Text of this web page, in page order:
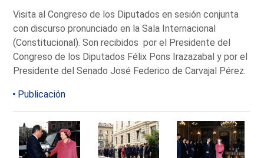
Visita al Congreso de los Diputados en sesión conjunta
con discurso pronunciado en la Sala Internacional
(Constitucional). Son recibidos por el Presidente del
Congreso de los Diputados Félix Pons Irazazabal y por el
Presidente del Senado José Federico de Carvajal Pérez.
Publicación